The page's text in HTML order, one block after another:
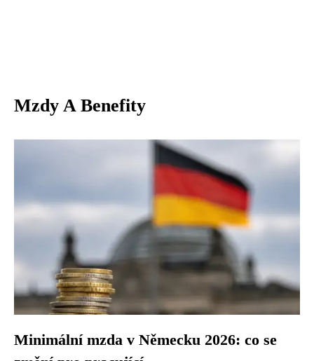
Mzdy A Benefity
Minimální mzda v Německu 2026: co se